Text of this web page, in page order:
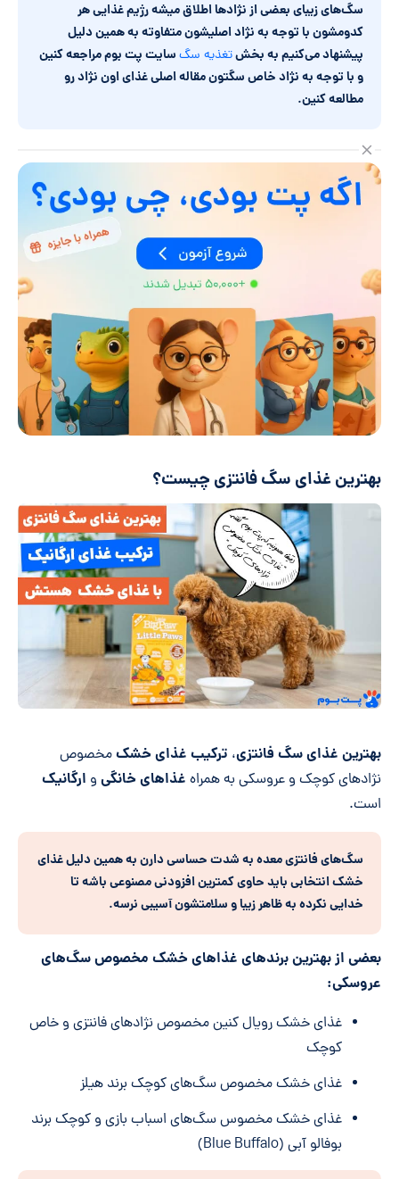
سگ‌های زیبای بعضی از نژادها اطلاق میشه رژیم غذایی هر
کدومشون با توجه به نژاد اصلیشون متفاوته به همین دلیل
پیشنهاد می‌کنیم به بخشتغذیه سگسایت پت بوم مراجعه کنین
و با توجه به نژاد خاص سگتون مقاله اصلی غذای اون نژاد رو
مطالعه کنین.
بهترین غذای سگ فانتزی چیست؟
بهترین غذای سگ فانتزی، ترکیب غذای خشکمخصوص
نژادهای کوچک و عروسکی به همراه غذاهای خانگی و ارگانیک
است.
سگ‌های فانتزی معده به شدت حساسی دارن به همین دلیل غذای
خشک انتخابی باید حاوی کمترین افزودنی مصنوعی باشه تا
خدایی نکرده به ظاهر زیبا و سلامتشون آسیبی نرسه.
بعضی از بهترین برندهای غذاهای خشک مخصوص سگ‌های
عروسکی:
غذای خشک رویال کنین مخصوص نژادهای فانتزی و خاص
کوچک
غذای خشک مخصوص سگ‌های کوچک برند هیلز
غذای خشک مخصوس سگ‌های اسباب بازی و کوچک برند
بوفالو آبی (Blue Buffalo)